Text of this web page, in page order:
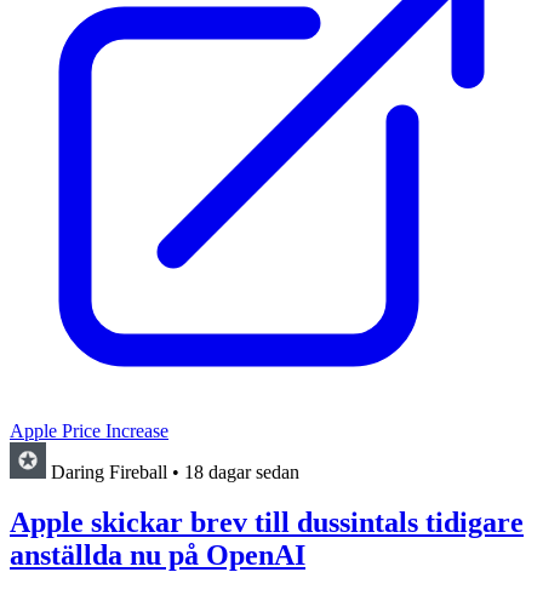
Apple Price Increase
Daring Fireball • 18 dagar sedan
Apple skickar brev till dussintals tidigare
anställda nu på OpenAI